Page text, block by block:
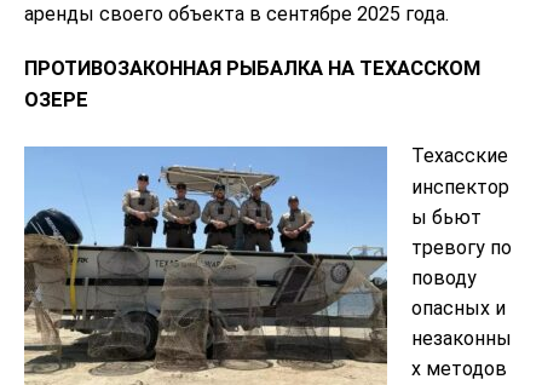
аренды своего объекта в сентябре 2025 года.
ПРОТИВОЗАКОННАЯ РЫБАЛКА НА ТЕХАССКОМ
ОЗЕРЕ
Техасские
инспектор
ы бьют
тревогу по
поводу
опасных и
незаконны
х методов